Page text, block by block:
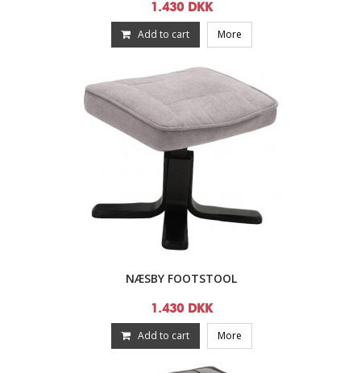
1.430 DKK
Add to cart More
NÆSBY FOOTSTOOL
1.430 DKK
Add to cart More